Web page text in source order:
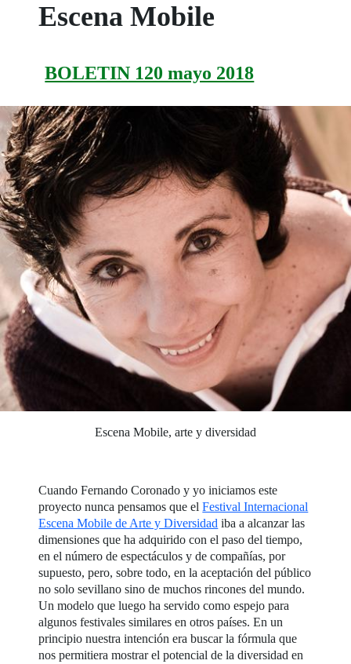
Escena Mobile
BOLETIN 120 mayo 2018
Escena Mobile, arte y diversidad
Cuando Fernando Coronado y yo iniciamos este
proyecto nunca pensamos que elFestival Internacional
Escena Mobile de Arte y Diversidad iba a alcanzar las
dimensiones que ha adquirido con el paso del tiempo,
en el número de espectáculos y de compañías, por
supuesto, pero, sobre todo, en la aceptación del público
no solo sevillano sino de muchos rincones del mundo.
Un modelo que luego ha servido como espejo para
algunos festivales similares en otros países. En un
principio nuestra intención era buscar la fórmula que
nos permitiera mostrar el potencial de la diversidad en